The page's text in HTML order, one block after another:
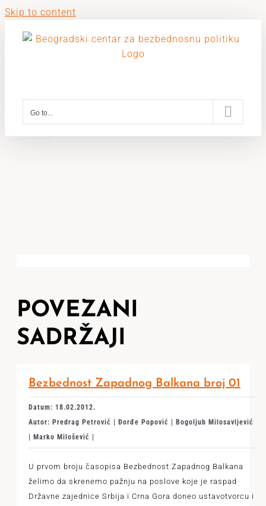
Skip to content
Go to...
POVEZANI
SADRŽAJI
Bezbednost Zapadnog Balkana broj 01
Datum: 18.02.2012.
Autor: Predrag Petrović | Đorđe Popović | Bogoljub Milosavljević
| Marko Milošević |
U prvom broju časopisa Bezbednost Zapadnog Balkana
želimo da skrenemo pažnju na poslove koje je raspad
Državne zajednice Srbija i Crna Gora doneo ustavotvorcu i